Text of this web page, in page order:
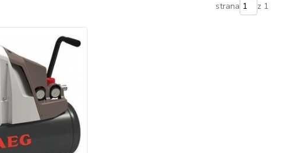
strana z 1